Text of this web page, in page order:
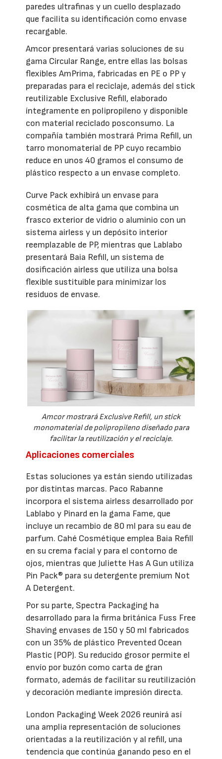
paredes ultrafinas y un cuello desplazado
que facilita su identificación como envase
recargable.
Amcor presentará varias soluciones de su
gama Circular Range, entre ellas las bolsas
flexibles AmPrima, fabricadas en PE o PP y
preparadas para el reciclaje, además del stick
reutilizable Exclusive Refill, elaborado
íntegramente en polipropileno y disponible
con material reciclado posconsumo. La
compañía también mostrará Prima Refill, un
tarro monomaterial de PP cuyo recambio
reduce en unos 40 gramos el consumo de
plástico respecto a un envase completo.
Curve Pack exhibirá un envase para
cosmética de alta gama que combina un
frasco exterior de vidrio o aluminio con un
sistema airless y un depósito interior
reemplazable de PP, mientras que Lablabo
presentará Baia Refill, un sistema de
dosificación airless que utiliza una bolsa
flexible sustituible para minimizar los
residuos de envase.
Amcor mostrará Exclusive Refill, un stick
monomaterial de polipropileno diseñado para
facilitar la reutilización y el reciclaje.
Aplicaciones comerciales
Estas soluciones ya están siendo utilizadas
por distintas marcas. Paco Rabanne
incorpora el sistema airless desarrollado por
Lablabo y Pinard en la gama Fame, que
incluye un recambio de 80 ml para su eau de
parfum. Cahé Cosmétique emplea Baia Refill
en su crema facial y para el contorno de
ojos, mientras que Juliette Has A Gun utiliza
Pin Pack® para su detergente premium Not
A Detergent.
Por su parte, Spectra Packaging ha
desarrollado para la firma británica Fuss Free
Shaving envases de 150 y 50 ml fabricados
con un 35% de plástico Prevented Ocean
Plastic (POP). Su reducido grosor permite el
envío por buzón como carta de gran
formato, además de facilitar su reutilización
y decoración mediante impresión directa.
London Packaging Week 2026 reunirá así
una amplia representación de soluciones
orientadas a la reutilización y al refill, una
tendencia que continúa ganando peso en el